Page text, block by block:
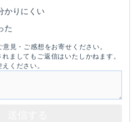
かりにくい
た
見・ご感想をお寄せください。
ましてもご返信はいたしかねます。
ください。